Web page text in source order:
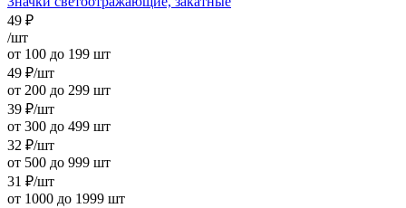
49 ₽
/шт
от 100 до 199 шт
49 ₽/шт
от 200 до 299 шт
39 ₽/шт
от 300 до 499 шт
32 ₽/шт
от 500 до 999 шт
31 ₽/шт
от 1000 до 1999 шт